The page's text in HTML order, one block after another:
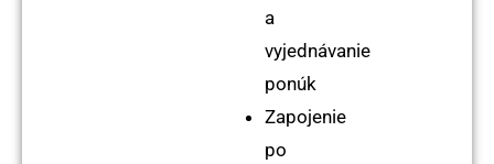
a
vyjednávanie
ponúk
Zapojenie
po